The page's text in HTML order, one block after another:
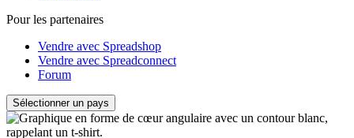
Pour les partenaires
Vendre avec Spreadshop
Vendre avec Spreadconnect
Forum
Sélectionner un pays